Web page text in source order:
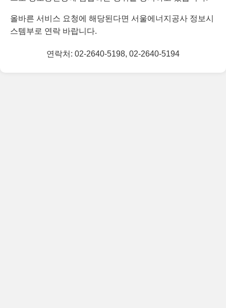
올바른 서비스 요청에 해당된다면 서울에너지공사 정보시
스템부로 연락 바랍니다.
연락처: 02-2640-5198, 02-2640-5194